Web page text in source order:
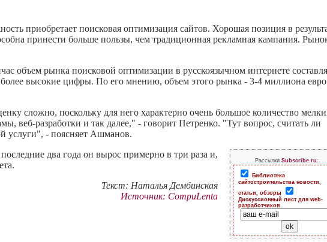
приобретает поисковая оптимизация сайтов. Хорошая позиция в
принести больше пользы, чем традиционная рекламная кампания.
объем рынка поисковой оптимизации в русскоязычном интернете
высокие цифры. По его мнению, объем этого рынка - 3-4 миллиона
сложно, поскольку для него характерно очень большое количество
веб-разработки и так далее," - говорит Петренко. "Тут вопрос, считать ли
услуги", - поясняет Ашманов.
Рассылки Subscribe.ru:
Библиотека
сайтостроительства новости,
статьи, обзоры
Дискуссионный лист для web-
разработчиков
два года он вырос примерно в три раза и,
Текст: Наталья Дембинская
Источник: CompuLenta